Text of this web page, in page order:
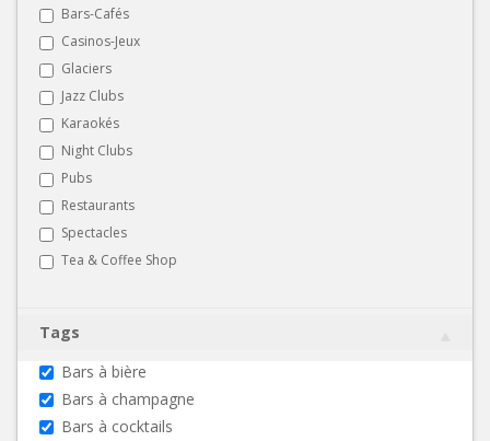
Bars-Cafés
Casinos-Jeux
Glaciers
Jazz Clubs
Karaokés
Night Clubs
Pubs
Restaurants
Spectacles
Tea & Coffee Shop
Tags
Bars à bière
Bars à champagne
Bars à cocktails